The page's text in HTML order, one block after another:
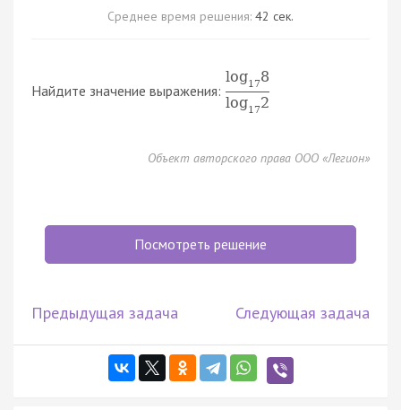
Среднее время решения: 42 сек.
Найдите значение выражения:
log178
log172
Объект авторского права ООО «Легион»
Посмотреть решение
Предыдущая задача Следующая задача